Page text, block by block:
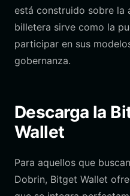
está construido sobre la
billetera sirve como la
participar en sus
gobernanza.
Descarga la
Wallet
Para aquellos que
Dobrin, Bitget Wallet